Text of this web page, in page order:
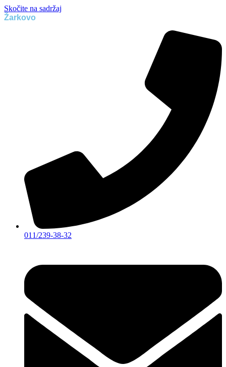
Skočite na sadržaj
Žarkovo
011/239-38-32